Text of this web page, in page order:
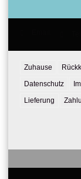
Zuhause
Datenschutz
Lieferung